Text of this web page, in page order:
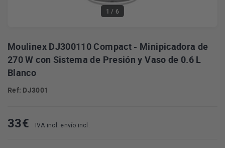
1 / 6
Moulinex DJ300110 Compact - Minipicadora de
270 W con Sistema de Presión y Vaso de 0.6 L
Blanco
Ref: DJ3001
33€ IVA incl. envío incl.